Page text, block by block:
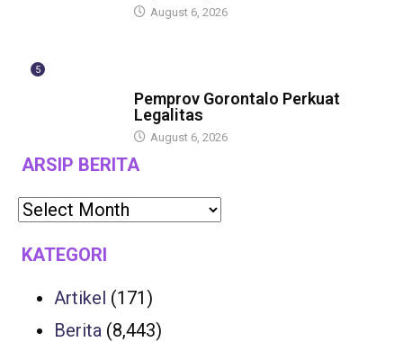
August 6, 2026
5
Pemprov Gorontalo Perkuat
Legalitas
August 6, 2026
ARSIP BERITA
KATEGORI
Artikel (171)
Berita (8,443)